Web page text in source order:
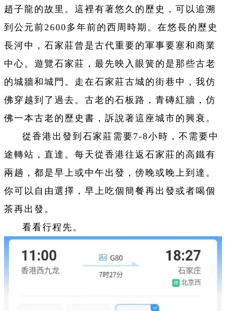
趙子龍的故里。這裡有著悠久的歷史，可以追溯
到公元前2600多年前的西周時期。在悠長的歷史
長河中，石家莊曾是古代重要的軍事要塞和商業
中心。遊覽石家莊，最先映入眼簧的是那些古老
的城牆和城門。走在石家莊古城的街巷中，我仿
佛穿越到了過去。古老的石板路，青磚紅牆，仿
佛一本古老的歷史書，訴說著這座城市的興衰。
從香港出發到石家莊需要7-8小時，不需要中
途轉站，直達。每天從香港往返石家莊的高鐵有
兩趟，都是早上或中午出發，傍晚或晚上到達。
你可以自由選擇，早上吃個簡餐再出發或者喝個
茶再出發。
看看行程先。